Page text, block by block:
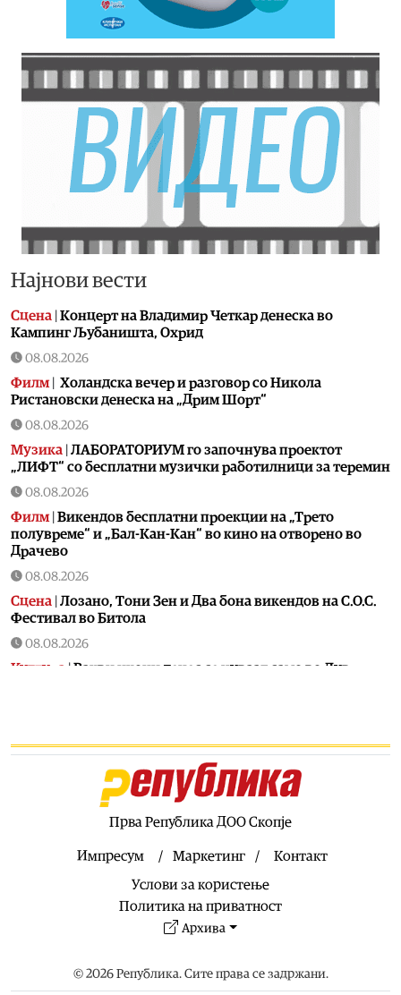
Најнови вести
Сцена Концерт на Владимир Четкар денеска во
Кампинг Љубаништа, Охрид
08.08.2026
Филм
Холандска вечер и разговор со Никола
Ристановски денеска на „Дрим Шорт“
08.08.2026
Музика ЛАБОРАТОРИУМ го започнува проектот
„ЛИФТ“ со бесплатни музички работилници за теремин
08.08.2026
Филм Викендов бесплатни проекции на „Трето
полувреме“ и „Бал-Кан-Кан“ во кино на отворено во
Драчево
08.08.2026
Сцена Лозано, Тони Зен и Два бона викендов на С.О.С.
Фестивал во Битола
08.08.2026
Култура |Вакви икони денес се чуваат само во Лувр,
08.08.2026
Македонската кинематографија бележи
интензивен продукциски период: Во моментов се
снимаат три македонски долгометражни играни
филмови, а кон крајот на август е закажана првата
08.08.2026
Посветените и одговорните сопрузи се родени
во овие хороскопски знаци, а еве и зошто се уникатни
загинале вкупно 96 лица, досега идентификувани само
шест
Прва Република ДОО Скопје
Импресум Маркетинг
Контакт
Услови за користење
Политика на приватност
Архива
© 2026 Република. Сите права се задржани.